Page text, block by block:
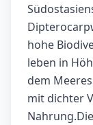
hohe
leben in
dem
mit dichter